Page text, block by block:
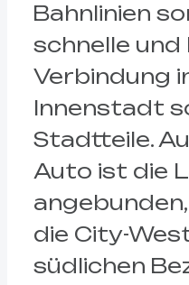
Bahnlinien
schnelle
Verbindung
Innenstadt
Stadtteile.
Auto ist die
die City-
südlichen